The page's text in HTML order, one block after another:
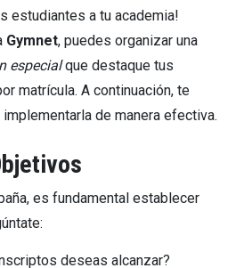
estudiantes a tu academia!
Gymnet, puedes organizar una
especialque destaque tus
matrícula. A continuación, te
de manera efectiva.
es fundamental establecer
deseas alcanzar?